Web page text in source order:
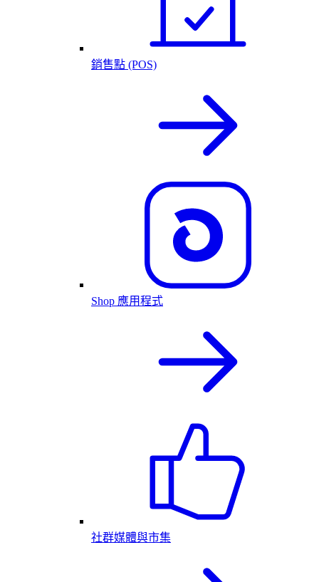
銷售點 (POS)
Shop 應用程式
社群媒體與市集